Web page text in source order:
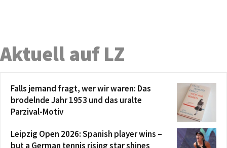
Aktuell auf LZ
Falls jemand fragt, wer wir waren: Das
brodelnde Jahr 1953 und das uralte
Parzival-Motiv
Leipzig Open 2026: Spanish player wins –
but a German tennis rising star shines